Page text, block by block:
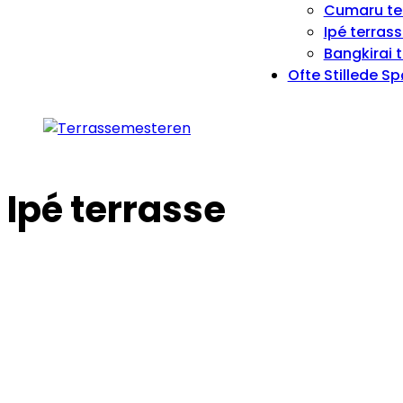
Cumaru
Ipé
Bangkirai
Ofte Stillede
Ipé terrasse